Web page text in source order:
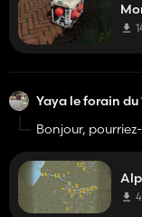
Yaya le forain du
Bonjour,